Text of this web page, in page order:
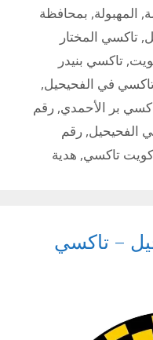
, المهبولة, بمحافظة
, تاكسي المختار
, تاكسي بنيدر
في الفحيحيل,
بر الأحمدي, رقم
الفحيحيل, رقم
كويت تاكسي, هدية
– تاكسي